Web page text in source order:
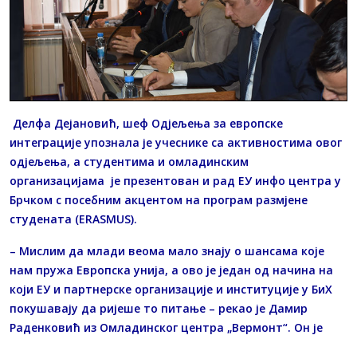
Делфа Дејановић, шеф Одјељења за европске
интеграције упознала је учеснике са активностима овог
одјељења, а студентима и омладинским
организацијама је презентован и рад ЕУ инфо центра у
Брчком с посебним акцентом на програм размјене
студената (ERASMUS).
– Мислим да млади веома мало знају о шансама које
нам пружа Европска унија, а ово је један од начина на
који ЕУ и партнерске организације и институције у БиХ
покушавају да ријеше то питање – рекао је Дамир
Раденковић из Омладинског центра „Вермонт“. Он је